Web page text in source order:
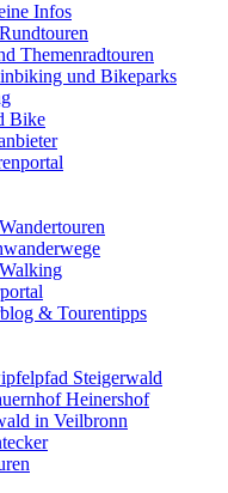
Infos
Themenradtouren
und Bikeparks
Bike
& Tourentipps
Steigerwald
Heinershof
in Veilbronn